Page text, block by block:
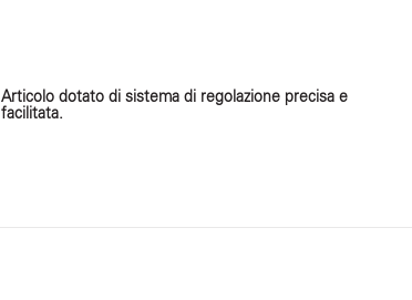
Articolo dotato di sistema di regolazione precisa e
facilitata.